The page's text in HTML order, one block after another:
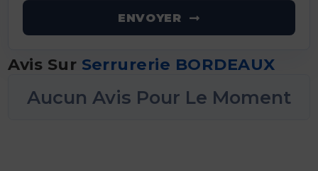
ENVOYER
Avis Sur Serrurerie BORDEAUX
Aucun Avis Pour Le Moment